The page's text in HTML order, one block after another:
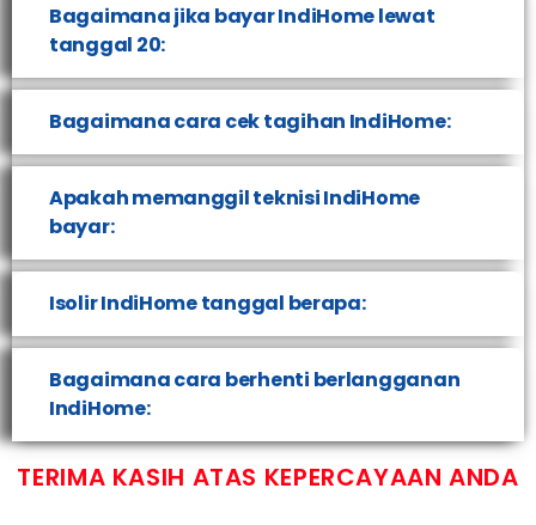
Bagaimana jika bayar IndiHome lewat
tanggal 20:
Bagaimana cara cek tagihan IndiHome:
Apakah memanggil teknisi IndiHome
bayar:
Isolir IndiHome tanggal berapa:
Bagaimana cara berhenti berlangganan
IndiHome:
TERIMA KASIH ATAS KEPERCAYAAN ANDA